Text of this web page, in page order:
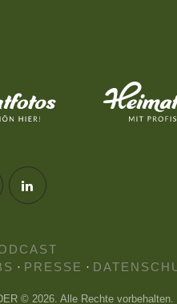
· PRESSE ·
© 2026. Alle Rechte vorbehalten.